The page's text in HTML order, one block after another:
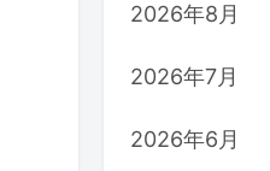
2026年8月
2026年7月
2026年6月